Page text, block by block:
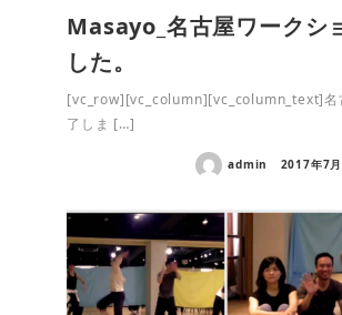
Masayo_名古屋ワークシ
した。
[vc_row][vc_column][vc_column_text]名
了しま […]
admin 2017年7